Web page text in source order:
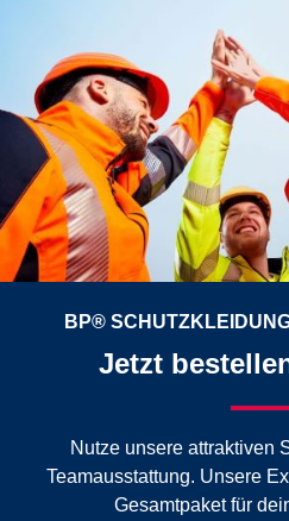
BP®
Jetzt
Nutze unsere attraktiven
Teamausstattung. Unsere
Gesamtpaket für